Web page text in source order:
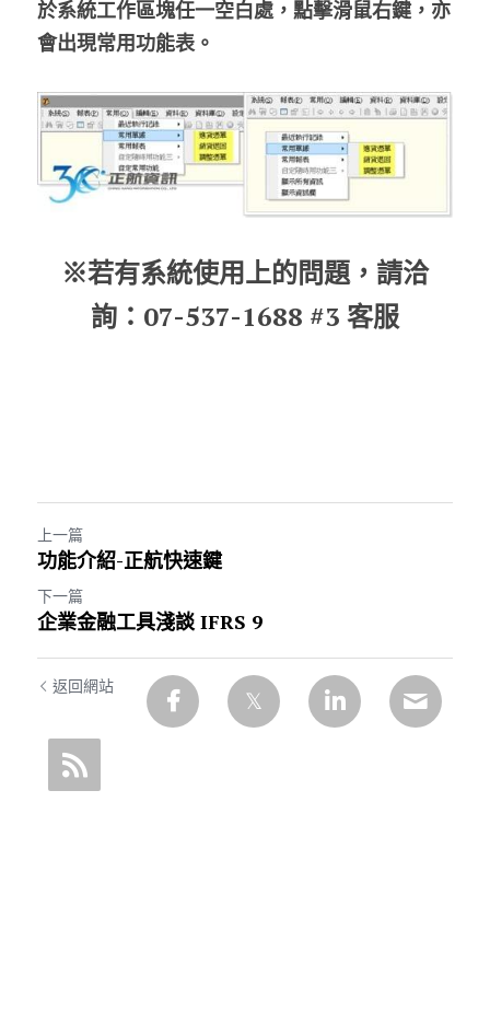
於系統工作區塊任一空白處，點擊滑鼠右鍵，亦
會出現常用功能表。
※若有系統使用上的問題，請洽
詢：07-537-1688 #3 客服
上一篇
功能介紹-正航快速鍵
下一篇
企業金融工具淺談 IFRS 9
返回網站